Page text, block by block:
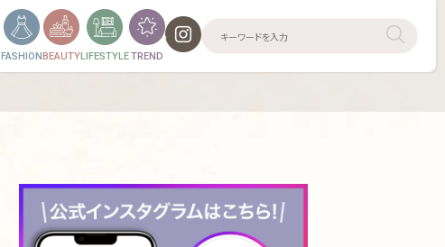
FASHIONBEAUTYLIFESTYLETREND